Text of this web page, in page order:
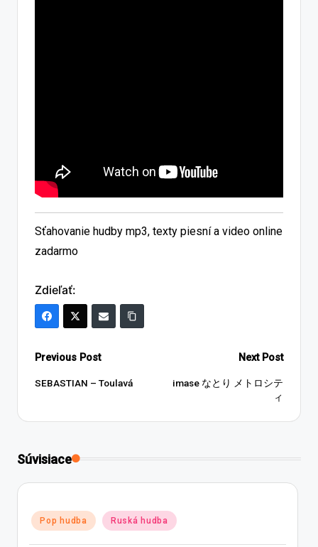
Sťahovanie hudby mp3, texty piesní a video online
zadarmo
Zdieľať:
Post
navigation
Previous Post
SEBASTIAN – Toulavá
Next Post
imase なとり メトロシテ
ィ
Súvisiace
Posted
in
Pop hudba Ruská hudba